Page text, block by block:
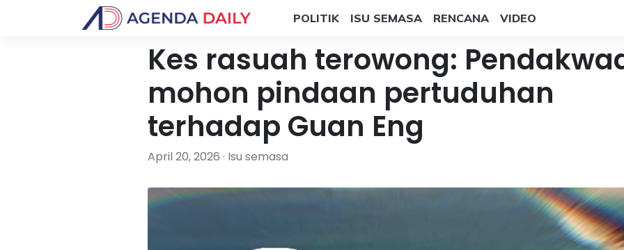
POLITIK ISU SEMASA RENCANA VIDEO
Kes rasuah terowong:
mohon pindaan pertuduhan
terhadap Guan Eng
April 20, 2026 · Isu semasa